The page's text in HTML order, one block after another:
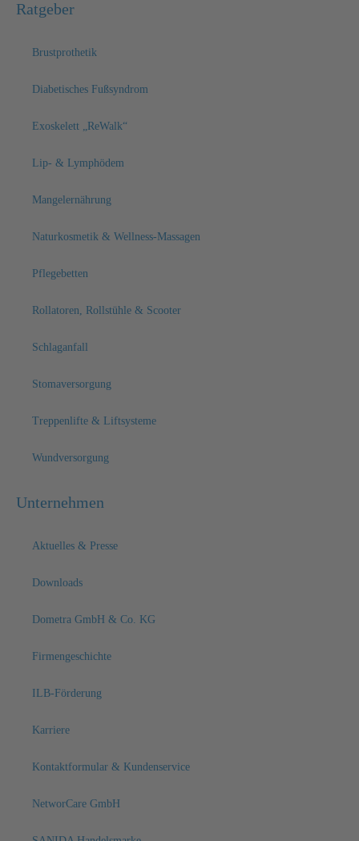
Ratgeber
Brustprothetik
Diabetisches Fußsyndrom
Exoskelett „ReWalk“
Lip- & Lymphödem
Mangelernährung
Naturkosmetik & Wellness-Massagen
Pflegebetten
Rollatoren, Rollstühle & Scooter
Schlaganfall
Stomaversorgung
Treppenlifte & Liftsysteme
Wundversorgung
Unternehmen
Aktuelles & Presse
Downloads
Dometra GmbH & Co. KG
Firmengeschichte
ILB-Förderung
Karriere
Kontaktformular & Kundenservice
NetworCare GmbH